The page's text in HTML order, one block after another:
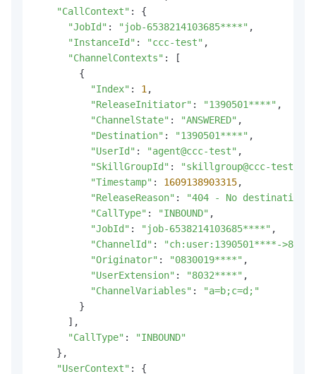
"CallContext" : {
"JobId" : "job-6538214103685****" ,
"InstanceId" : "ccc-test" ,
"ChannelContexts" : [
        {
"Index" : 1 ,
"ReleaseInitiator" : "1390501****" ,
"ChannelState" : "ANSWERED" ,
"Destination" : "1390501****" ,
"UserId" : "agent@ccc-test" ,
"SkillGroupId" : "skillgroup@ccc-test"
"Timestamp" : 1609138903315,
"ReleaseReason" : "404 - No destination"
"CallType" : "INBOUND" ,
"JobId" : "job-6538214103685****" ,
"ChannelId" :
"ch:user:1390501****-
"Originator" : "0830019****" ,
"UserExtension" : "8032****" ,
"ChannelVariables" :
"a=b;c=d;"
        }
      ],
"CallType" :
"INBOUND"
    },
"UserContext" : {